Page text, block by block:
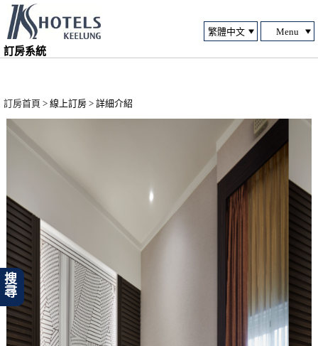
訂房系統
Menu
訂房首頁 > 線上訂房 > 詳細介紹
搜尋